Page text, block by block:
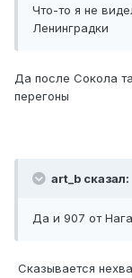
Что-то я не
Ленинградки
Да после Сокола
перегоны
art_b сказал:
Да и 907 от
Сказывается